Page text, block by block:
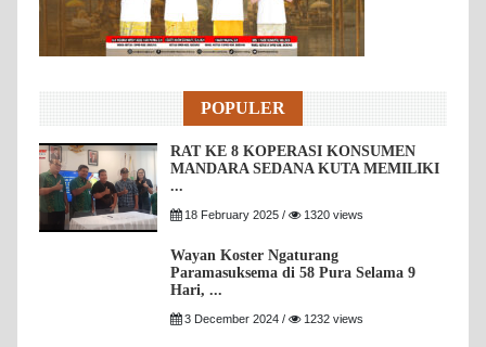
POPULER
RAT KE 8 KOPERASI KONSUMEN
MANDARA SEDANA KUTA MEMILIKI
...
18 February 2025 / 1320 views
Wayan Koster Ngaturang
Paramasuksema di 58 Pura Selama 9
Hari, ...
3 December 2024 / 1232 views